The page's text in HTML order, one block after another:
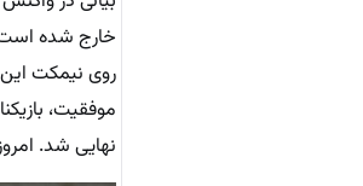
خارج شده
روی نیمکت
موفقیت،
نهایی شد.